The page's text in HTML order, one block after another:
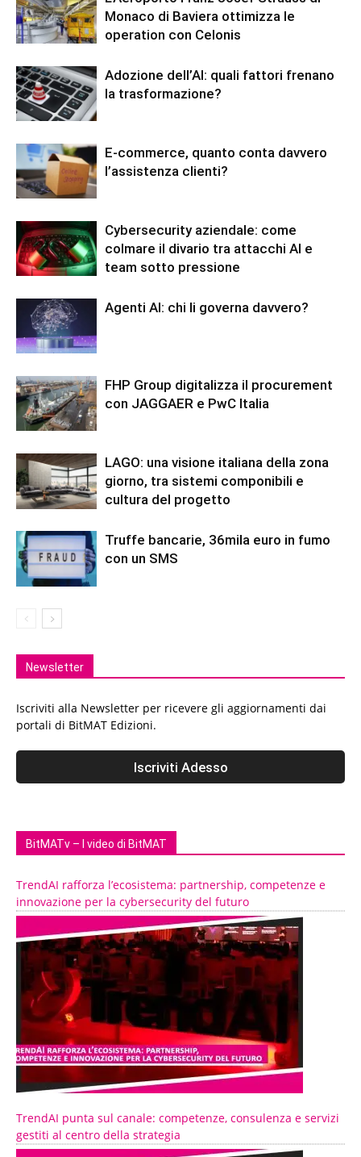
Monaco di Baviera ottimizza le
operation con Celonis
Adozione dell’AI: quali fattori frenano
la trasformazione?
E-commerce, quanto conta davvero
l’assistenza clienti?
Cybersecurity aziendale: come
colmare il divario tra attacchi AI e
team sotto pressione
Agenti AI: chi li governa davvero?
FHP Group digitalizza il procurement
con JAGGAER e PwC Italia
LAGO: una visione italiana della zona
giorno, tra sistemi componibili e
cultura del progetto
Truffe bancarie, 36mila euro in fumo
con un SMS
Newsletter
Iscriviti alla Newsletter per ricevere gli aggiornamenti dai
portali di BitMAT Edizioni.
BitMATv – I video di BitMAT
TrendAI rafforza l’ecosistema: partnership, competenze e
innovazione per la cybersecurity del futuro
TrendAI punta sul canale: competenze, consulenza e servizi
gestiti al centro della strategia